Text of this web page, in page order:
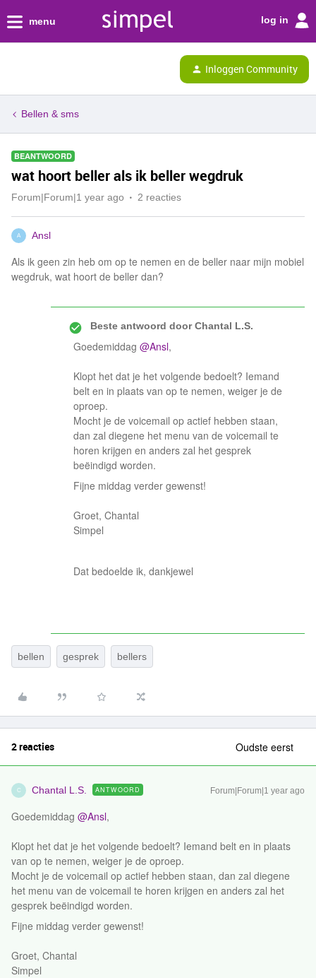
menu log in
Inloggen Community
Bellen & sms
BEANTWOORD
wat hoort beller als ik beller wegdruk
Forum|Forum|1 year ago 2 reacties
A Ansl
Als ik geen zin heb om op te nemen en de beller naar mijn mobiel
wegdruk, wat hoort de beller dan?
Beste antwoord doorChantal L.S.
Goedemiddag ​ @Ansl,
Klopt het dat je het volgende bedoelt? Iemand
belt en in plaats van op te nemen, weiger je de
oproep.
Mocht je de voicemail op actief hebben staan,
dan zal diegene het menu van de voicemail te
horen krijgen en anders zal het gesprek
beëindigd worden.
Fijne middag verder gewenst!
Groet, Chantal
Simpel
Dat bedoelde ik, dankjewel
bellen gesprek bellers
2 reacties Oudste eerst
C Chantal L.S. ANTWOORD Forum|Forum|1 year ago
Goedemiddag ​ @Ansl,
Klopt het dat je het volgende bedoelt? Iemand belt en in plaats
van op te nemen, weiger je de oproep.
Mocht je de voicemail op actief hebben staan, dan zal diegene
het menu van de voicemail te horen krijgen en anders zal het
gesprek beëindigd worden.
Fijne middag verder gewenst!
Groet, Chantal
Simpel